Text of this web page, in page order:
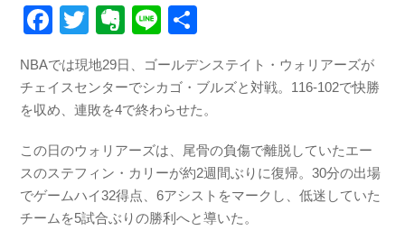
F
c
e
o
o
k
T
tt
er
E
er
n
e
Li
e
NBAでは現地29日、ゴールデンステイト・ウォリアーズが
チェイスセンターでシカゴ・ブルズと対戦。116-102で快勝
を収め、連敗を4で終わらせた。
この日のウォリアーズは、尾骨の負傷で離脱していたエー
スのステフィン・カリーが約2週間ぶりに復帰。30分の出場
でゲームハイ32得点、6アシストをマークし、低迷していた
チームを5試合ぶりの勝利へと導いた。